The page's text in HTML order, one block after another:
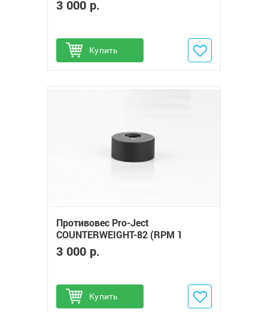
3 000 р.
Купить
Добавить в избранное
Противовес Pro-Ject
COUNTERWEIGHT-82 (RPM 1
Carbon)
3 000 р.
Купить
Добавить в избранное